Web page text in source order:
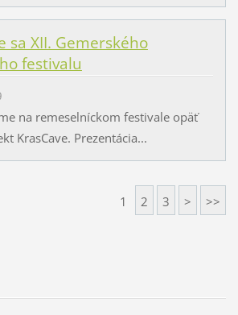
sa XII. Gemerského
festivalu
na remeselníckom festivale opäť
KrasCave. Prezentácia...
1 2 3 > >>